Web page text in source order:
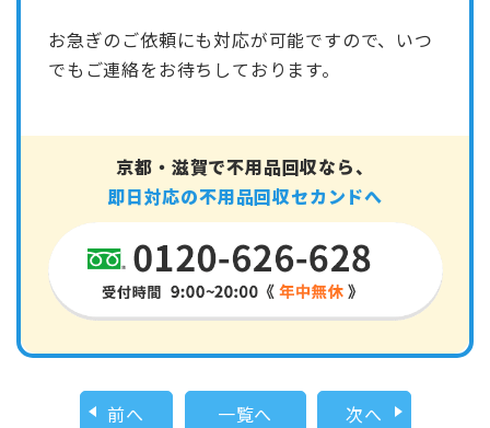
お急ぎのご依頼にも対応が可能ですので、いつ
でもご連絡をお待ちしております。
京都・滋賀で不用品回収なら、
即日対応の不用品回収セカンドへ
前へ 一覧へ 次へ